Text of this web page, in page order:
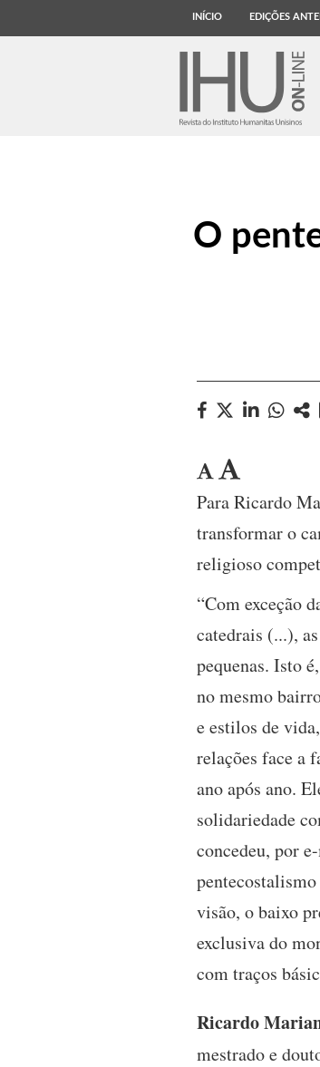
INÍCIO EDIÇÕES
O
Para Ricardo
transformar o
religioso
“Com exceção
catedrais (...),
pequenas. Isto
no mesmo
e estilos de
relações face a
ano após ano.
solidariedade
concedeu, por
visão, o baixo
exclusiva do
com traços
Ricardo
mestrado e